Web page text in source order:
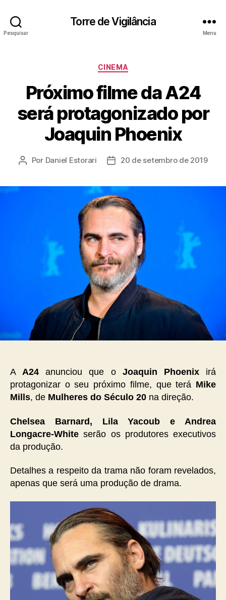
Pesquisar
Torre de Vigilância
Menu
Categorias
CINEMA
Próximo filme da A24
será protagonizado por
Joaquin Phoenix
Autor
Por Daniel Estorari
Data20 de setembro de 2019
A A24 anunciou que o Joaquin Phoenixirá
protagonizar o seu próximo filme, que terá Mike
Mills, de Mulheres do Século 20 na direção.
Chelsea Barnard, Lila Yacoub e Andrea
Longacre-White serão os produtores executivos
da produção.
Detalhes a respeito da trama não foram revelados,
apenas que será uma produção de drama.